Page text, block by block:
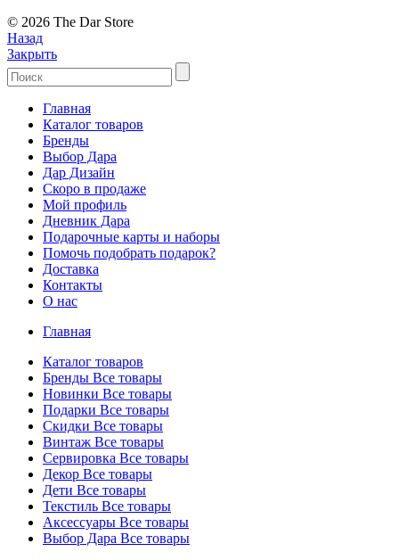
© 2026 The Dar Store
Назад
Закрыть
Главная
Каталог товаров
Бренды
Выбор Дара
Дар Дизайн
Скоро в продаже
Мой профиль
Дневник Дара
Подарочные карты и наборы
Помочь подобрать подарок?
Доставка
Контакты
О нас
Главная
Каталог товаров
Бренды Все товары
Новинки Все товары
Подарки Все товары
Скидки Все товары
Винтаж Все товары
Сервировка Все товары
Декор Все товары
Дети Все товары
Текстиль Все товары
Аксессуары Все товары
Выбор Дара Все товары